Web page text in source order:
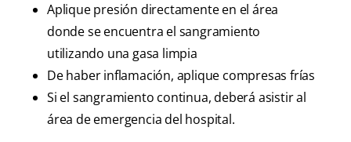
Aplique presión directamente en el área
donde se encuentra el sangramiento
utilizando una gasa limpia
De haber inflamación, aplique compresas frías
Si el sangramiento continua, deberá asistir al
área de emergencia del hospital.